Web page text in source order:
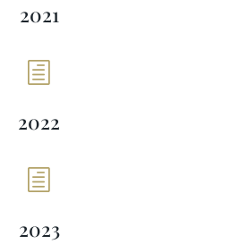
2021
h
2022
h
2023